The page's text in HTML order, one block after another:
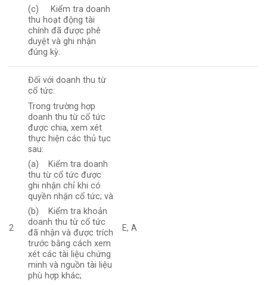
(c) Kiểm tra doanh
thu hoạt động tài
chính đã được phê
duyệt và ghi nhận
đúng kỳ.
2
Đối với doanh thu từ
cổ tức:
Trong trường hợp
doanh thu từ cổ tức
được chia, xem xét
thực hiện các thủ tục
sau:
(a) Kiểm tra doanh
thu từ cổ tức được
ghi nhận chỉ khi có
quyền nhận cổ tức; và
(b) Kiểm tra khoản
doanh thu từ cổ tức
đã nhận và được trích
trước bằng cách xem
xét các tài liệu chứng
minh và nguồn tài liệu
phù hợp khác;
E, A